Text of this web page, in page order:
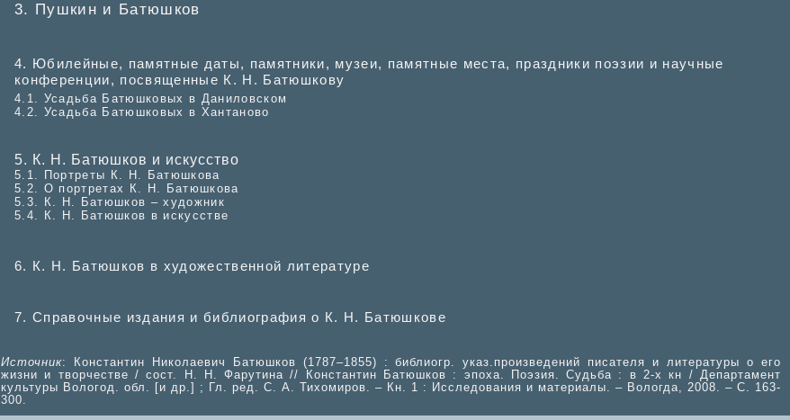
3. Пушкин и Батюшков
4. Юбилейные, памятные даты, памятники, музеи, памятные места, праздники поэзии и научные
конференции, посвященные К. Н. Батюшкову
4.1. Усадьба Батюшковых в Даниловском
4.2. Усадьба Батюшковых в Хантаново
5. К. Н. Батюшков и искусство
5.1. Портреты К. Н. Батюшкова
5.2. О портретах К. Н. Батюшкова
5.3. К. Н. Батюшков – художник
5.4. К. Н. Батюшков в искусстве
6. К. Н. Батюшков в художественной литературе
7. Справочные издания и библиография о К. Н. Батюшкове
Источник: Константин Николаевич Батюшков (1787–1855) : библиогр. указ.произведений писателя и литературы о его
жизни и творчестве / сост. Н. Н. Фарутина // Константин Батюшков : эпоха. Поэзия. Судьба : в 2-х кн / Департамент
культуры Вологод. обл. [и др.] ; Гл. ред. С. А. Тихомиров. – Кн. 1 : Исследования и материалы. – Вологда, 2008. – С. 163-
300.